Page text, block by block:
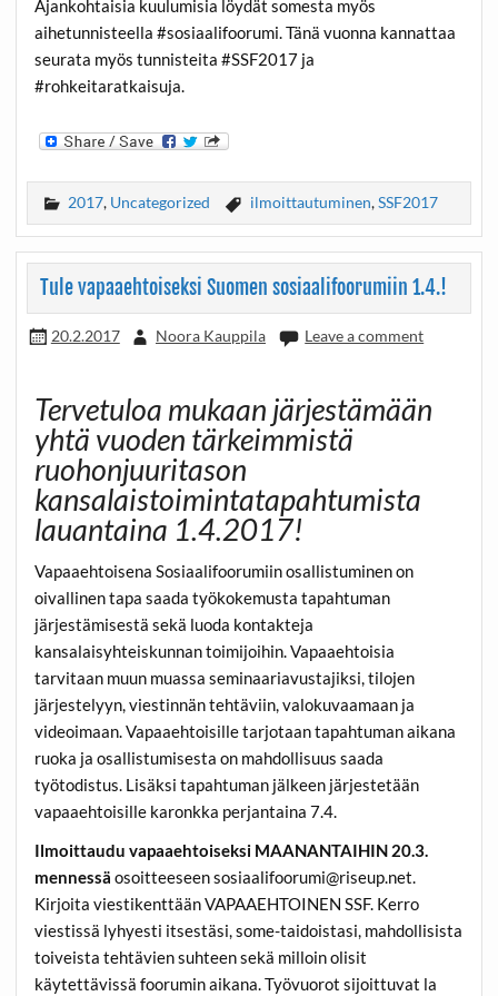
Ajankohtaisia kuulumisia löydät somesta myös
aihetunnisteella #sosiaalifoorumi. Tänä vuonna kannattaa
seurata myös tunnisteita #SSF2017 ja
#rohkeitaratkaisuja.
2017, Uncategorized ilmoittautuminen,SSF2017
Tule vapaaehtoiseksi Suomen sosiaalifoorumiin 1.4.!
20.2.2017 Noora Kauppila Leave a comment
Tervetuloa mukaan järjestämään
yhtä vuoden tärkeimmistä
ruohonjuuritason
kansalaistoimintatapahtumista
lauantaina 1.4.2017!
Vapaaehtoisena Sosiaalifoorumiin osallistuminen on
oivallinen tapa saada työkokemusta tapahtuman
järjestämisestä sekä luoda kontakteja
kansalaisyhteiskunnan toimijoihin. Vapaaehtoisia
tarvitaan muun muassa seminaariavustajiksi, tilojen
järjestelyyn, viestinnän tehtäviin, valokuvaamaan ja
videoimaan. Vapaaehtoisille tarjotaan tapahtuman aikana
ruoka ja osallistumisesta on mahdollisuus saada
työtodistus. Lisäksi tapahtuman jälkeen järjestetään
vapaaehtoisille karonkka perjantaina 7.4.
Ilmoittaudu vapaaehtoiseksi MAANANTAIHIN 20.3.
mennessä osoitteeseen sosiaalifoorumi@riseup.net.
Kirjoita viestikenttään VAPAAEHTOINEN SSF. Kerro
viestissä lyhyesti itsestäsi, some-taidoistasi, mahdollisista
toiveista tehtävien suhteen sekä milloin olisit
käytettävissä foorumin aikana. Työvuorot sijoittuvat la